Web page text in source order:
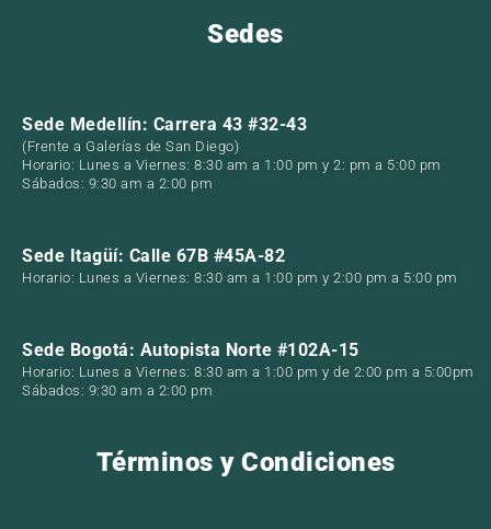
Sedes
Sede Medellín: Carrera 43 #32-43
(Frente a Galerías de San Diego)
Horario: Lunes a Viernes: 8:30 am a 1:00 pm y 2: pm a 5:00 pm
Sábados: 9:30 am a 2:00 pm
Sede Itagüí: Calle 67B #45A-82
Horario: Lunes a Viernes: 8:30 am a 1:00 pm y 2:00 pm a 5:00 pm
Sede Bogotá: Autopista Norte #102A-15
Horario: Lunes a Viernes: 8:30 am a 1:00 pm y de 2:00 pm a 5:00pm
Sábados: 9:30 am a 2:00 pm
Términos y Condiciones